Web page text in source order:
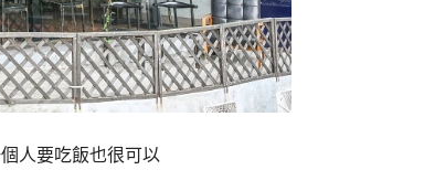
人要吃飯也很可以